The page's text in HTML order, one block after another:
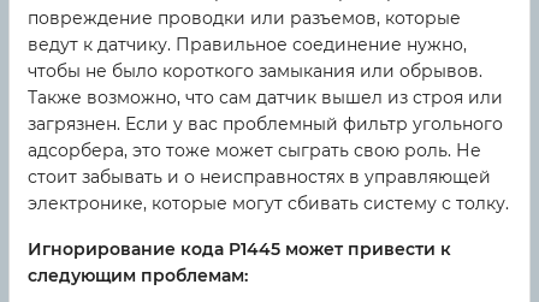
повреждение проводки или разъемов, которые
ведут к датчику. Правильное соединение нужно,
чтобы не было короткого замыкания или обрывов.
Также возможно, что сам датчик вышел из строя или
загрязнен. Если у вас проблемный фильтр угольного
адсорбера, это тоже может сыграть свою роль. Не
стоит забывать и о неисправностях в управляющей
электронике, которые могут сбивать систему с толку.
Игнорирование кода P1445 может привести к
следующим проблемам: